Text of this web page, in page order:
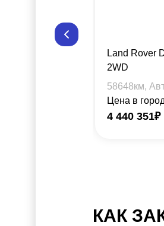
Land Rover
2WD
58648км,
Цена в
4 440 351₽
КАК